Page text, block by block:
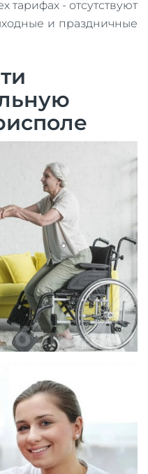
тарифах - отсутствуют
и праздничные